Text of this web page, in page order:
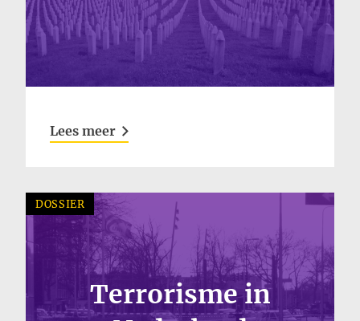
Lees meer
DOSSIER
Terrorisme in